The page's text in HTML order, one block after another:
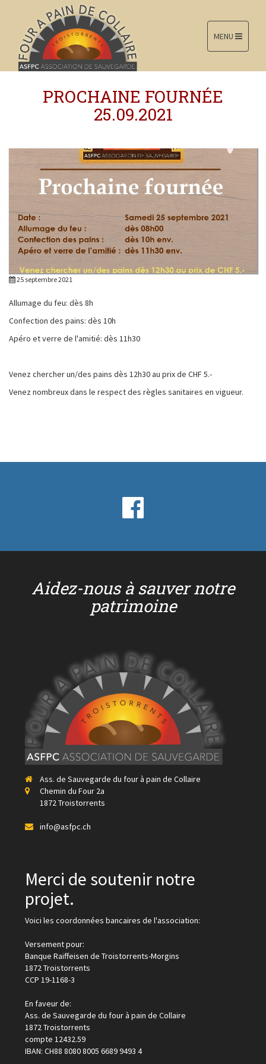
MENU
PROCHAINE FOURNÉE
25.09.2021
25 septembre 2021
Allumage du feu: dès 8h
Confection des pains: dès 10h
Apéro et verre de l'amitié: dès 11h30
Venez chercher un/des pains dès 12h30 au prix de CHF 5.-
Venez nombreux dans le respect des règles sanitaires en vigueur.
Aidez-nous à sauver notre
patrimoine
Ass. de Sauvegarde du four à pain de Collaire
Chemin du Four 2a
1872 Troistorrents
info@asfpc.ch
Merci de soutenir notre
projet.
Voici les coordonnées bancaires de l'association:
Versement pour:
Banque Raiffeisen de Troistorrents-Morgins
1872 Troistorrents
CCP 19-1168-3
En faveur de:
Ass. de Sauvegarde du four à pain de Collaire
1872 Troistorrents
compte 12432.59
IBAN: CH88 8080 8005 6689 9493 4